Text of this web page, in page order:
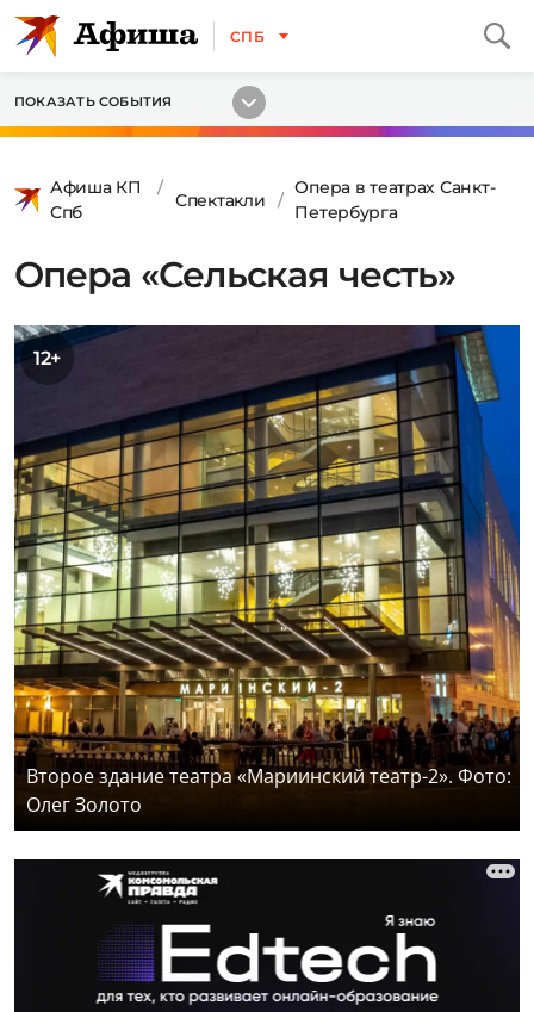
СПБ
ПОКАЗАТЬ СОБЫТИЯ
Афиша КП
Спб
Спектакли
Опера в театрах Санкт-
Петербурга
Опера «Сельская честь»
12+
Второе здание театра «Мариинский театр-2». Фото:
Олег Золото